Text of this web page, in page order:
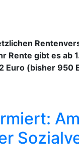
gibt es ab
(bisher